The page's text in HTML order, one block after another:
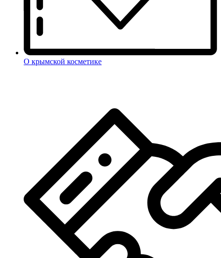
О крымской косметике